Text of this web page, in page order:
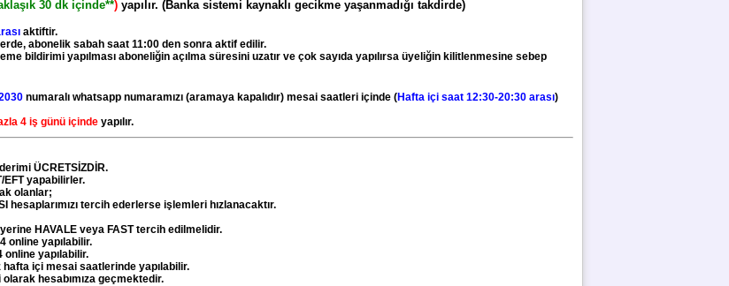
30 dk içinde**) yapılır. (Banka sistemi kaynaklı gecikme yaşanmadığı takdirde)
aktiftir.
abonelik sabah saat 11:00 den sonra aktif edilir.
bildirimi yapılması aboneliğin açılma süresini uzatır ve çok sayıda yapılırsa üyeliğin kilitlenmesine sebep
numaralı whatsapp numaramızı (aramaya kapalıdır) mesai saatleri içinde (Hafta içi saat 12:30-20:30 arası)
4 iş günü içinde yapılır.
ÜCRETSİZDİR.
EFT yapabilirler.
olanlar;
hesaplarımızı tercih ederlerse işlemleri hızlanacaktır.
HAVALE veya FAST tercih edilmelidir.
online yapılabilir.
online yapılabilir.
hafta içi mesai saatlerinde yapılabilir.
olarak hesabımıza geçmektedir.